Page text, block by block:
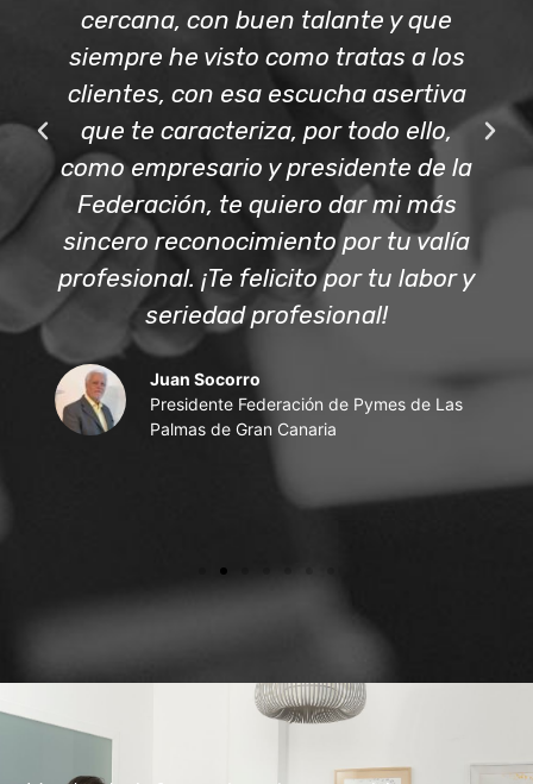
cercana, con buen talante y que
siempre he visto como tratas a los
clientes, con esa escucha asertiva
que te caracteriza, por todo ello,
como empresario y presidente de la
Federación, te quiero dar mi más
sincero reconocimiento por tu valía
profesional. ¡Te felicito por tu labor y
seriedad profesional!
Juan Socorro
Presidente Federación de Pymes de Las
Palmas de Gran Canaria